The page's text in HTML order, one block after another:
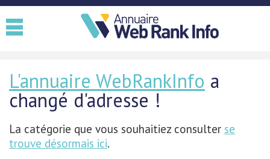
L'annuaire WebRankInfo a
changé d'adresse !
La catégorie que vous souhaitiez consulter se
trouve désormais ici.